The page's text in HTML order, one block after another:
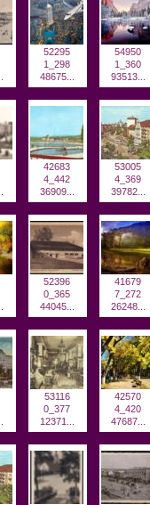
52295
1_298
48675...
54950
1_360
93513...
42683
4_442
36909...
53005
4_369
39782...
52396
0_365
44045...
41679
7_272
26248...
53116
0_377
12371...
42570
4_420
47687...